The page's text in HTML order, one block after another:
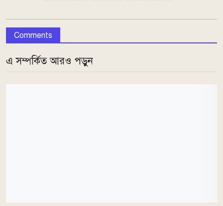
Comments
এ সম্পর্কিত আরও পড়ুন